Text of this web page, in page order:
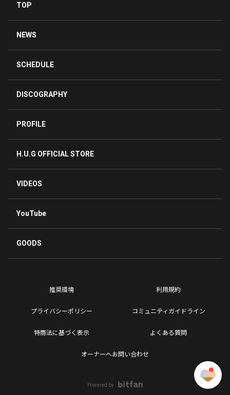
TOP
NEWS
SCHEDULE
DISCOGRAPHY
PROFILE
H.U.G OFFICIAL STORE
VIDEOS
YouTube
GOODS
推奨環境 利用規約
プライバシーポリシー コミュニティガイドライン
特商法に基づく表示 よくある質問
オーナーへお問い合わせ
Powered by